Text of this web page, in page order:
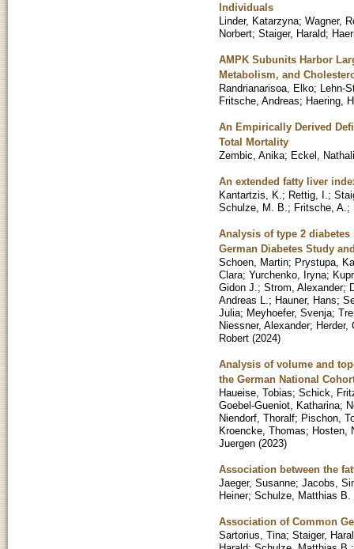
Individuals
Linder, Katarzyna; Wagner,
Norbert; Staiger, Harald;
AMPK Subunits Harbor
Metabolism, and
Randrianarisoa, Elko; Lehn-
Fritsche, Andreas; Haering,
An Empirically Derived
Total Mortality
Zembic, Anika; Eckel,
An extended fatty liver
Kantartzis, K. ; Rettig, I. ;
Schulze, M. B. ; Fritsche, A. ;
Analysis of type 2
German Diabetes Study
Schoen, Martin; Prystupa,
Clara; Yurchenko, Iryna;
Gidon J. ; Strom, Alexander;
Andreas L. ; Hauner, Hans;
Julia; Meyhoefer, Svenja;
Niessner, Alexander; Herder,
Robert (2024)
Analysis of volume and
the German National
Haueise, Tobias; Schick,
Goebel-Gueniot, Katharina;
Niendorf, Thoralf; Pischon,
Kroencke, Thomas; Hosten,
Juergen (2023)
Association between the
Jaeger, Susanne; Jacobs,
Heiner; Schulze, Matthias B.
Association of Common
Sartorius, Tina; Staiger,